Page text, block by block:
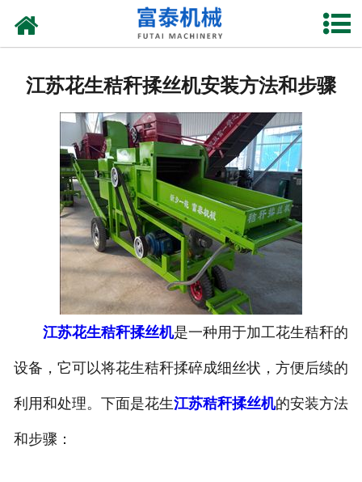
资质荣誉
新闻中心
厂房设备
联系我们
江苏花生秸秆揉丝机安装方法和步骤
江苏花生秸秆揉丝机是一种用于加工花生秸秆的
设备，它可以将花生秸秆揉碎成细丝状，方便后续的
利用和处理。下面是花生江苏秸秆揉丝机的安装方法
和步骤：